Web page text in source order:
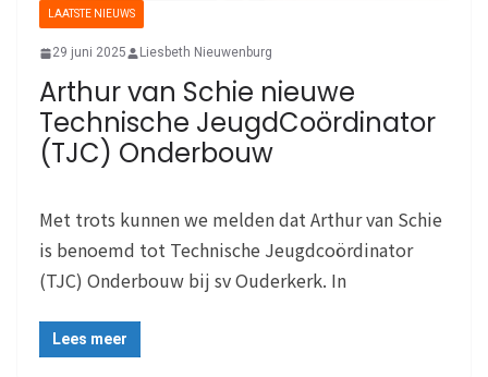
LAATSTE NIEUWS
29 juni 2025 Liesbeth Nieuwenburg
Arthur van Schie nieuwe
Technische JeugdCoördinator
(TJC) Onderbouw
Met trots kunnen we melden dat Arthur van Schie
is benoemd tot Technische Jeugdcoördinator
(TJC) Onderbouw bij sv Ouderkerk. In
Lees meer